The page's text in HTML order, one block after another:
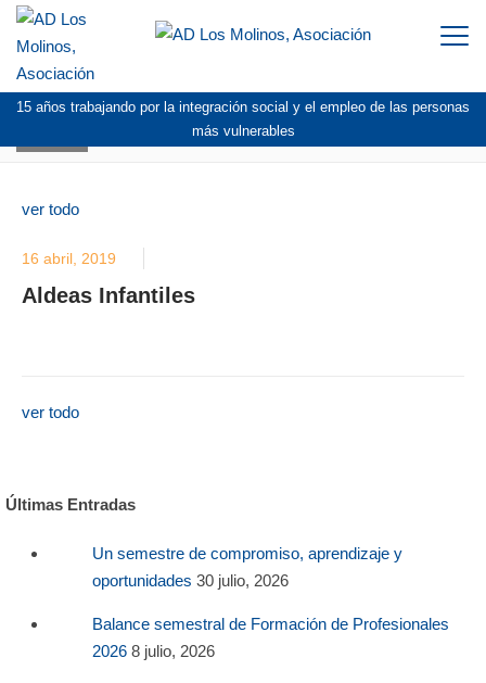
15 años trabajando por la integración social y el empleo de las personas
más vulnerables
ver todo
16 abril, 2019
Aldeas Infantiles
ver todo
Últimas Entradas
Un semestre de compromiso, aprendizaje y
oportunidades 30 julio, 2026
Balance semestral de Formación de Profesionales
2026 8 julio, 2026